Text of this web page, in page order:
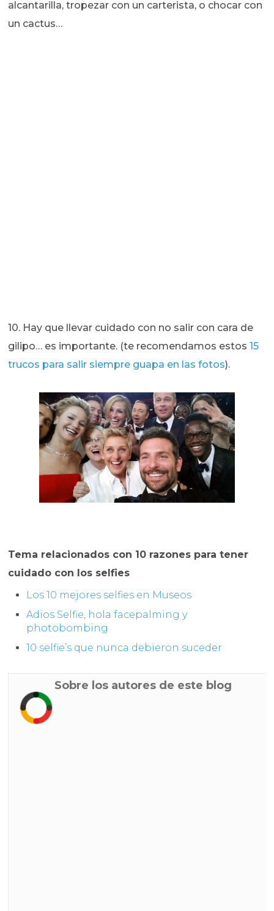
alcantarilla, tropezar con un carterista, o chocar con
un cactus…
10. Hay que llevar cuidado con no salir con cara de
gilipo… es importante. (te recomendamos estos15
trucos para salir siempre guapa en las fotos).
Tema relacionados con 10 razones para tener
cuidado con los selfies
Los 10 mejores selfies en Museos
Adios Selfie, hola facepalming y
photobombing
10 selfie’s que nunca debieron suceder
Sobre los autores de este blog